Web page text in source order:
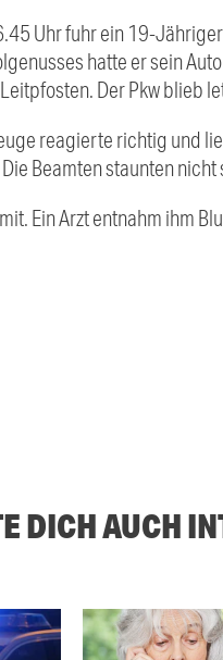
Uhr fuhr ein 19-
hatte er sein
Der Pkw blieb
reagierte richtig und
Beamten staunten
Ein Arzt entnahm ihm
DICH AUCH